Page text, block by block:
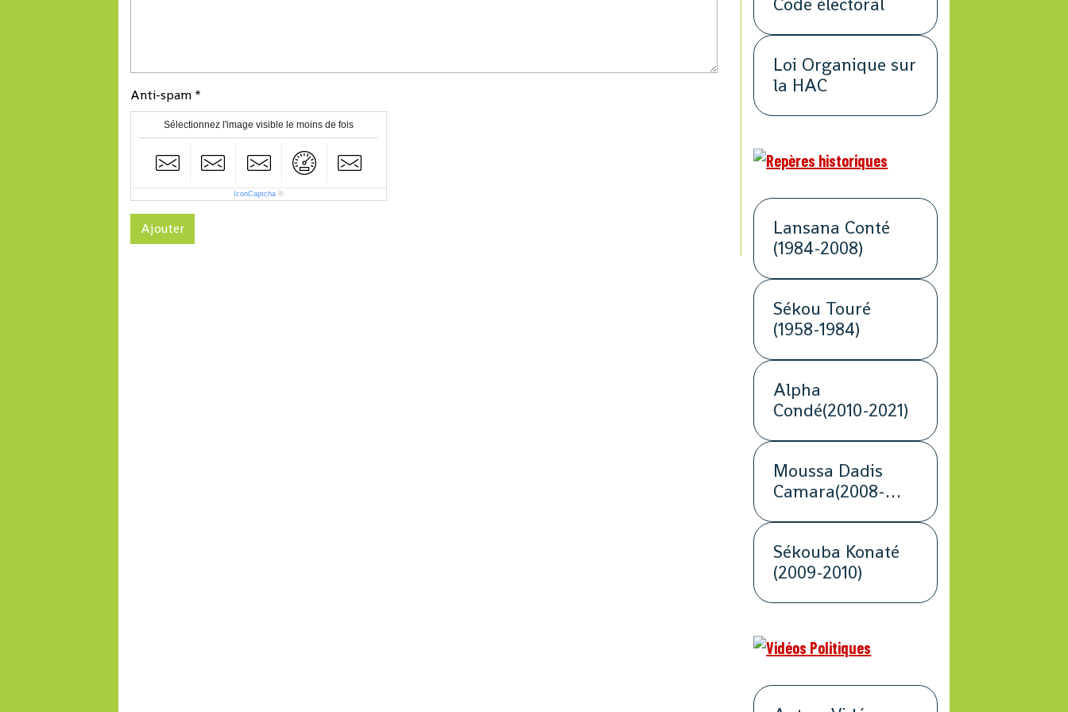
Anti-spam
Sélectionnez l'image visible le moins de fois
IconCaptcha ©
Ajouter
Loi Organique sur
la HAC
Lansana Conté
(1984-2008)
Sékou Touré
(1958-1984)
Alpha
Condé(2010-2021)
Moussa Dadis
Camara(2008-
Sékouba Konaté
(2009-2010)